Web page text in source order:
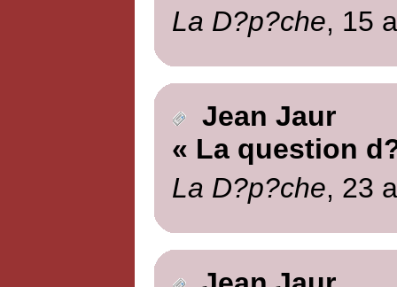
La D?p?che, 15
Jean Jaur
« La question
La D?p?che, 23